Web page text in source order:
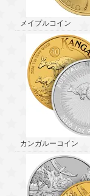
メイプルコイン
カンガルーコイン